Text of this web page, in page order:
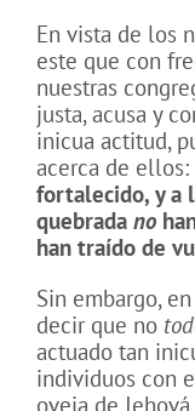
En vista de los
este que con
nuestras
justa, acusa y
inicua actitud,
acerca de ellos:
fortalecido, y a
quebrada no
han traído de
Sin embargo,
decir que no
actuado tan
individuos con
oveja de